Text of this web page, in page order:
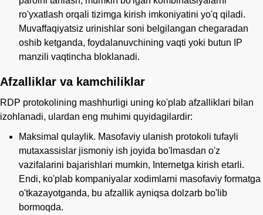
ro'yxatlash orqali tizimga kirish imkoniyatini yo'q qiladi.
Muvaffaqiyatsiz urinishlar soni belgilangan chegaradan
oshib ketganda, foydalanuvchining vaqti yoki butun IP
manzili vaqtincha bloklanadi.
Afzalliklar va kamchiliklar
RDP protokolining mashhurligi uning ko'plab afzalliklari bilan
izohlanadi, ulardan eng muhimi quyidagilardir:
Maksimal qulaylik. Masofaviy ulanish protokoli tufayli
mutaxassislar jismoniy ish joyida bo'lmasdan o'z
vazifalarini bajarishlari mumkin, Internetga kirish etarli.
Endi, ko'plab kompaniyalar xodimlarni masofaviy formatga
o'tkazayotganda, bu afzallik ayniqsa dolzarb bo'lib
bormoqda.